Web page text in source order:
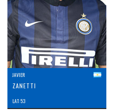
JAVIER
ZANETTI
LAT: 53